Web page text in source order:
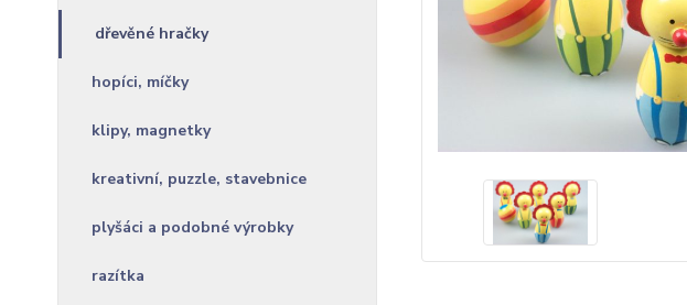
dřevěné hračky
hopíci, míčky
klipy, magnetky
kreativní, puzzle, stavebnice
plyšáci a podobné výrobky
razítka